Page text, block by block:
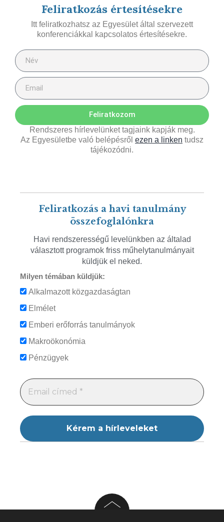
Feliratkozás értesítésekre
Itt feliratkozhatsz az Egyesület által szervezett
konferenciákkal kapcsolatos értesítésekre.
Feliratkozom
Rendszeres hírlevelünket tagjaink kapják meg.
Az Egyesületbe való belépésről ezen a linken tudsz
tájékozódni.
Feliratkozás a havi tanulmány
összefoglalónkra
Havi rendszerességű levelünkben az általad
választott programok friss műhelytanulmányait
küldjük el neked.
Milyen témában küldjük:
Alkalmazott közgazdaságtan
Elmélet
Emberi erőforrás tanulmányok
Makroökonómia
Pénzügyek